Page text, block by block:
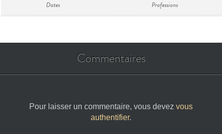
Dates Professions
Commentaires
Pour laisser un commentaire, vous devez vous
authentifier.